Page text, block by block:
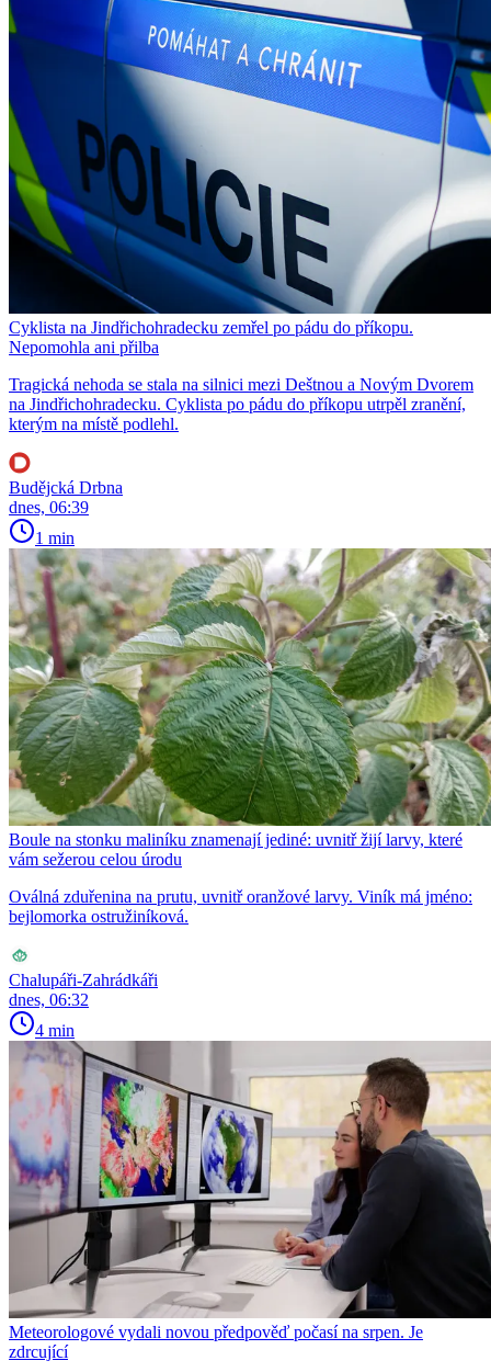
Cyklista na Jindřichohradecku zemřel po pádu do příkopu.
Nepomohla ani přilba
Tragická nehoda se stala na silnici mezi Deštnou a Novým Dvorem
na Jindřichohradecku. Cyklista po pádu do příkopu utrpěl zranění,
kterým na místě podlehl.
Budějcká Drbna
dnes, 06:39
1 min
Boule na stonku maliníku znamenají jediné: uvnitř žijí larvy, které
vám sežerou celou úrodu
Oválná zduřenina na prutu, uvnitř oranžové larvy. Viník má jméno:
bejlomorka ostružiníková.
Chalupáři-Zahrádkáři
dnes, 06:32
4 min
Meteorologové vydali novou předpověď počasí na srpen. Je
zdrcující